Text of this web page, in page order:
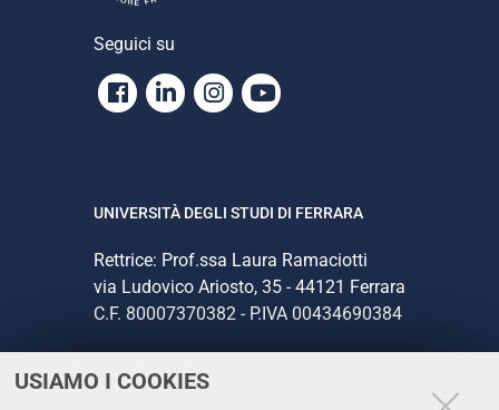
USIAMO I COOKIES
Seguici su
Facebook
LinkedinInstagram
Youtube
UNIVERSITÀ DEGLI STUDI DI FERRARA
Rettrice: Prof.ssa Laura Ramaciotti
via Ludovico Ariosto, 35 - 44121 Ferrara
C.F. 80007370382 - P.IVA 00434690384
CONTATTI